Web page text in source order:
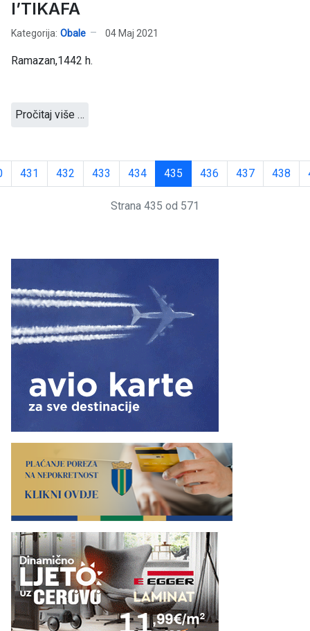
I’TIKAFA
Kategorija: Obale 04 Maj 2021
Ramazan,1442 h.
Pročitaj više …
431 432 433 434 435 436 437 438
Strana 435 od 571